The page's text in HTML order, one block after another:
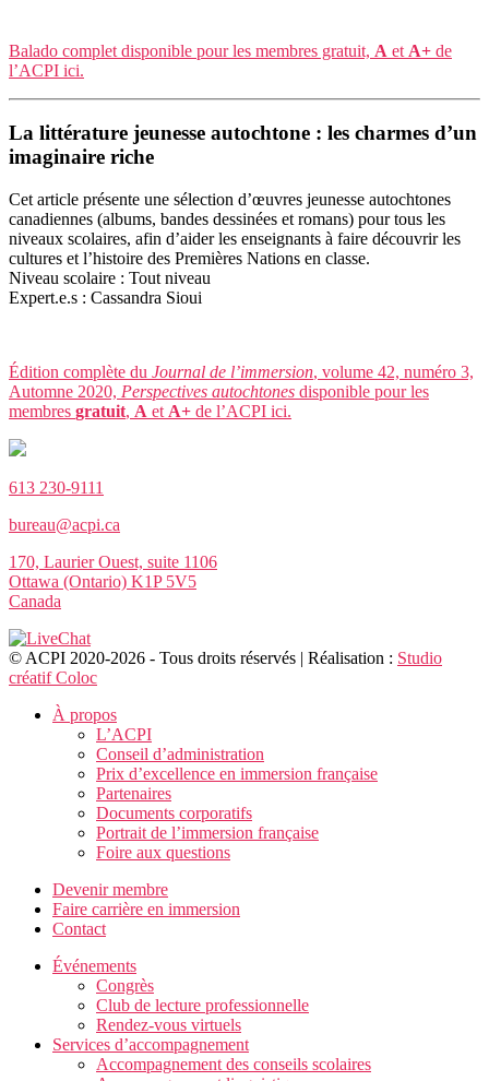
Balado complet disponible pour les membres gratuit, A et A+ de
l’ACPI ici.
La littérature jeunesse autochtone : les charmes d’un
imaginaire riche
Cet article présente une sélection d’œuvres jeunesse autochtones
canadiennes (albums, bandes dessinées et romans) pour tous les
niveaux scolaires, afin d’aider les enseignants à faire découvrir les
cultures et l’histoire des Premières Nations en classe.
Niveau scolaire : Tout niveau
Expert.e.s : Cassandra Sioui
Édition complète du Journal de l’immersion, volume 42, numéro 3,
Automne 2020, Perspectives autochtones disponible pour les
membres gratuit, A et A+ de l’ACPI ici.
613 230-9111
bureau@acpi.ca
170, Laurier Ouest, suite 1106
Ottawa (Ontario) K1P 5V5
Canada
© ACPI 2020-2026 - Tous droits réservés | Réalisation : Studio
créatif Coloc
À propos
L’ACPI
Conseil d’administration
Prix d’excellence en immersion française
Partenaires
Documents corporatifs
Portrait de l’immersion française
Foire aux questions
Devenir membre
Faire carrière en immersion
Contact
Événements
Congrès
Club de lecture professionnelle
Rendez-vous virtuels
Services d’accompagnement
Accompagnement des conseils scolaires